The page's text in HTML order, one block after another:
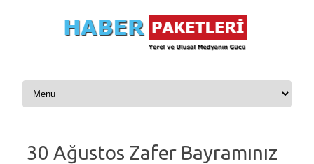
Skip to content
30 Ağustos Zafer Bayramınız